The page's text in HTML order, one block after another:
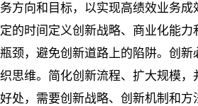
务方向和目标，以实现高绩效业务成
定的时间定义创新战略、商业化能力
瓶颈，避免创新道路上的陷阱。创新
织思维。简化创新流程、扩大规模，
好处，需要创新战略、创新机制和方